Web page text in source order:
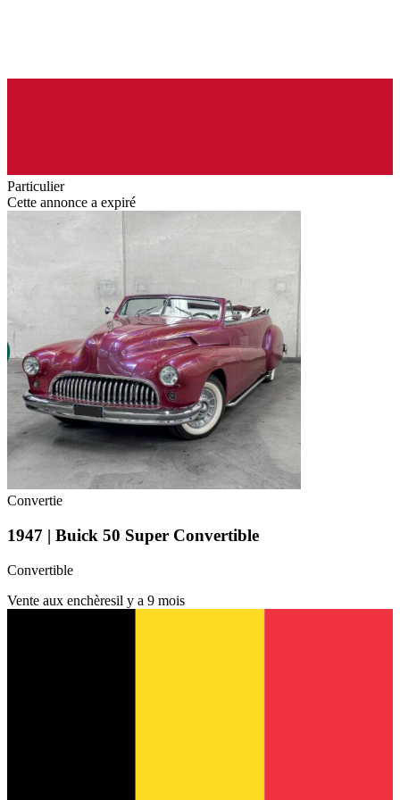
Particulier
Cette annonce a expiré
Convertie
1947 | Buick 50 Super Convertible
Convertible
Vente aux enchèresil y a 9 mois